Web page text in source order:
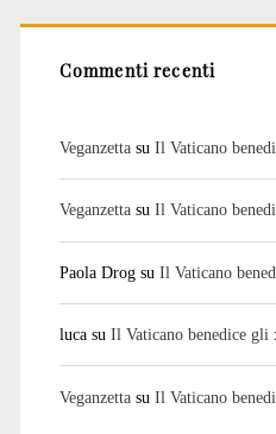
Commenti recenti
Veganzettasu Il Vaticano
Veganzettasu Il Vaticano
Paola Drogsu Il Vaticano
lucasu Il Vaticano benedice gli
Veganzettasu Il Vaticano